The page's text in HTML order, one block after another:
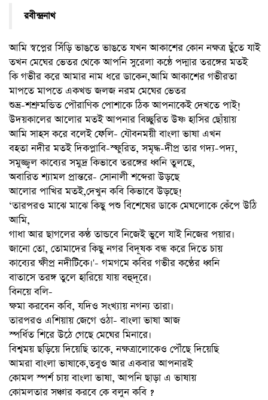
রবীন্দ্রনাথ
আমি স্বপ্নের সিঁড়ি ভাঙতে ভাঙতে যখন আকাশের কোন নক্ষত্র ছুঁতে যাই
তখন মেঘের ভেতর থেকে আপনি সুরেলা কন্ঠে পদ্মার তরঙ্গের মতই
কি গভীর করে আমার নাম ধরে ডাকেন,আমি আকাশের গভীরতা
মাপতে মাপতে একখন্ড জলজ নরম মেঘের ভেতর
শুভ্র-শশ্রুমন্ডিত পৌরাণিক পোশাকে ঠিক আপনাকেই দেখতে পাই!
উদয়কালের আলোর মতই আপনার বিচ্ছুরিত উষ্ণ হাসির ছোঁয়ায়
আমি সাহস করে বলেই ফেলি- যৌবনময়ী বাংলা ভাষা এখন
বহতা নদীর মতই দিকপ্লাবি-স্ফুরিত, সমৃদ্ধ-দীপ্র তার গদ্য-পদ্য,
সমুজ্জ্বল কাব্যের সমুদ্র কিভাবে তরঙ্গের ধ্বনি তুলছে,
অবারিত শ্যামল প্রান্তরে- সোনালী শব্দেরা উড়ছে
আলোর পাখির মতই,দেখুন কবি কিভাবে উড়ছে!
‘তারপরও মাঝে মাঝে কিছু পশু বিশেষের ডাকে মেঘলোকে কেঁপে উঠি
আমি,
গাধা আর ছাগলের কণ্ঠ তান্ডবে নিজেই ভুলে যাই নিজের পয়ার।
জানো তো, তোমাদের কিছু নগর বিদূষক বন্ধ করে দিতে চায়
কাব্যের ক্ষীপ্র নদীটিকে।'- গমগমে কবির গভীর কণ্ঠের ধ্বনি
বাতাসে তরঙ্গ তুলে হারিয়ে যায় বহুদূরে।
বিনয়ে বলি-
ক্ষমা করবেন কবি, যদিও সংখ্যায় নগন্য তারা।
তারপরও এশিয়ায় জেগে ওঠা- বাংলা ভাষা আজ
স্পর্ধিত শিরে উঠে গেছে মেঘের মিনারে।
বিশ্বময় ছড়িয়ে দিয়েছি তাকে, নক্ষত্রালোকেও পৌঁছে দিয়েছি
আমরা বাংলা ভাষাকে,তবুও আর একবার আপনারই
কোমল স্পর্শ চায় বাংলা ভাষা, আপনি ছাড়া এ ভাষায়
কোমলতার সঞ্চার করবে কে বলুন কবি ?